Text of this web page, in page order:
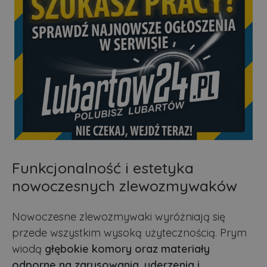
Funkcjonalność i estetyka
nowoczesnych zlewozmywaków
Nowoczesne zlewozmywaki wyróżniają się
przede wszystkim wysoką użytecznością. Prym
wiodą głębokie komory oraz materiały